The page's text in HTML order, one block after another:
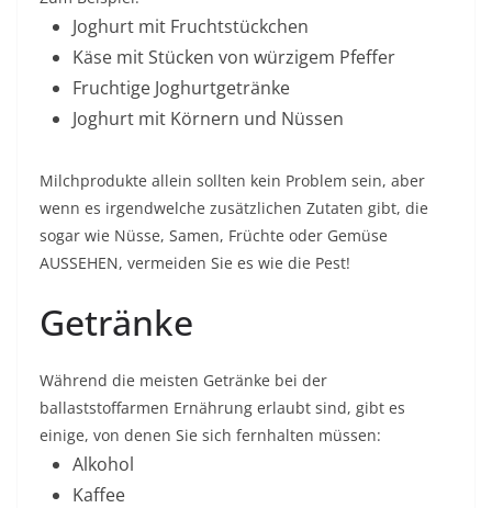
Joghurt mit Fruchtstückchen
Käse mit Stücken von würzigem Pfeffer
Fruchtige Joghurtgetränke
Joghurt mit Körnern und Nüssen
Milchprodukte allein sollten kein Problem sein, aber
wenn es irgendwelche zusätzlichen Zutaten gibt, die
sogar wie Nüsse, Samen, Früchte oder Gemüse
AUSSEHEN, vermeiden Sie es wie die Pest!
Getränke
Während die meisten Getränke bei der
ballaststoffarmen Ernährung erlaubt sind, gibt es
einige, von denen Sie sich fernhalten müssen:
Alkohol
Kaffee